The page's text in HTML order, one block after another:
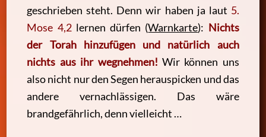
geschrieben steht. Denn wir haben ja laut 5.
Mose 4,2lernen dürfen (Warnkarte): Nichts
der Torah hinzufügen und natürlich auch
nichts aus ihr wegnehmen! Wir können uns
also nicht nur den Segen herauspicken und das
andere vernachlässigen. Das wäre
brandgefährlich, denn vielleicht …